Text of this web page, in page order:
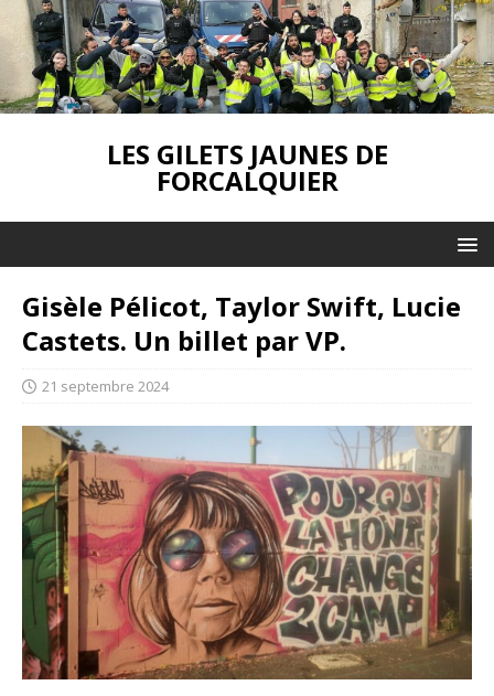
LES GILETS JAUNES DE
FORCALQUIER
Gisèle Pélicot, Taylor Swift, Lucie
Castets. Un billet par VP.
21 septembre 2024